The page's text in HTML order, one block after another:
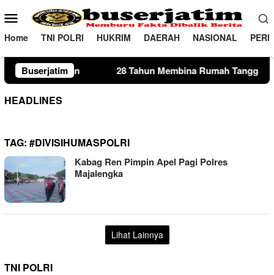
ke
konten
Menu
Mobile
Home TNI POLRI HUKRIM DAERAH NASIONAL
Buserjatim
28 Tahun Membina Rumah Tangga, Seorang Ibu Lima
HEADLINES
TAG: #DIVISIHUMASPOLRI
Kabag Ren Pimpin Apel Pagi Polres
Majalengka
Lihat Lainnya
TNI POLRI